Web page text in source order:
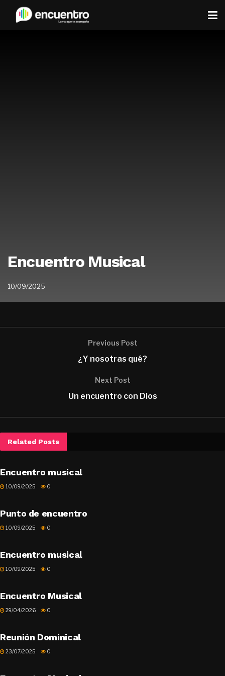
Encuentro Musical
10/09/2025
Previous Post
¿Y nosotras qué?
Next Post
Un encuentro con Dios
Related Posts
Encuentro musical
10/09/2025 0
Punto de encuentro
10/09/2025 0
Encuentro musical
10/09/2025 0
Encuentro Musical
29/04/2026 0
Reunión Dominical
23/07/2025 0